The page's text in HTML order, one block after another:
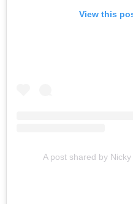
View this
A post shared by